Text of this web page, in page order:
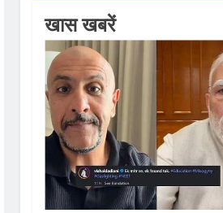
वस्त्रों को मिलेगा बढ़ावा
खास खबरें